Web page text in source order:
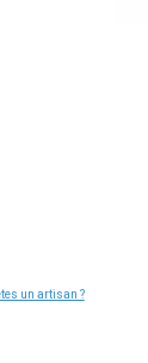
un artisan ?